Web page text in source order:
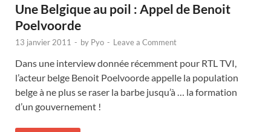
Une Belgique au poil : Appel de Benoit
Poelvoorde
13 janvier 2011 - by Pyo - Leave a Comment
Dans une interview donnée récemment pour RTL TVI,
l’acteur belge Benoit Poelvoorde appelle la population
belge à ne plus se raser la barbe jusqu’à … la formation
d’un gouvernement !